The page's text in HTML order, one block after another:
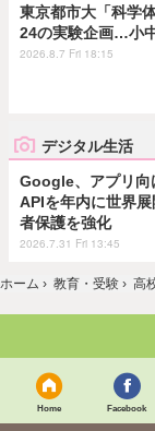
東京都市大「科学
24の実験企画…小
2026.8.7 Fri 18:15
デジタル生活
Google、アプリ向
APIを年内に世界
者保護を強化
2026.7.31 Fri 13:45
ホーム › 教育・受験 › 高
Home Facebook